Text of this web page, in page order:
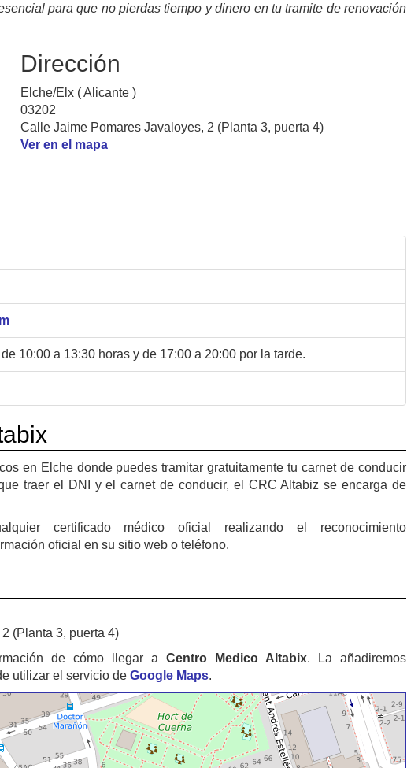
para que no pierdas tiempo y dinero en tu tramite de renovación
Dirección
Elche/Elx ( Alicante )
03202
Calle Jaime Pomares Javaloyes, 2 (Planta 3, puerta 4)
Ver en el mapa
10:00 a 13:30 horas y de 17:00 a 20:00 por la tarde.
en Elche donde puedes tramitar gratuitamente tu carnet de conducir
traer el DNI y el carnet de conducir, el CRC Altabiz se encarga de
certificado médico oficial realizando el reconocimiento
oficial en su sitio web o teléfono.
(Planta 3, puerta 4)
de cómo llegar a Centro Medico Altabix. La añadiremos
utilizar el servicio de Google Maps.